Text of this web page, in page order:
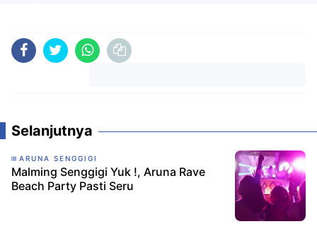
Selanjutnya
ARUNA SENGGIGI
Malming Senggigi Yuk !, Aruna Rave
Beach Party Pasti Seru